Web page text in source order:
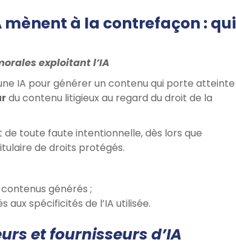
mènent à la contrefaçon : qui
exploitant l’IA
IA pour générer un contenu qui porte atteinte
du contenu litigieux au regard du droit de la
toute faute intentionnelle, dès lors que
de droits protégés.
générés ;
spécificités de l’IA utilisée.
et fournisseurs d’IA